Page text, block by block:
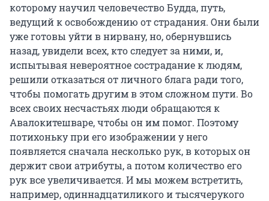
которому научил человечество Будда, путь,
ведущий к освобождению от страдания. Они были
уже готовы уйти в нирвану, но, обернувшись
назад, увидели всех, кто следует за ними, и,
испытывая невероятное сострадание к людям,
решили отказаться от личного блага ради того,
чтобы помогать другим в этом сложном пути. Во
всех своих несчастьях люди обращаются к
Авалокитешваре, чтобы он им помог. Поэтому
потихоньку при его изображении у него
появляется сначала несколько рук, в которых он
держит свои атрибуты, а потом количество его
рук все увеличивается. И мы можем встретить,
например, одиннадцатиликого и тысячерукого